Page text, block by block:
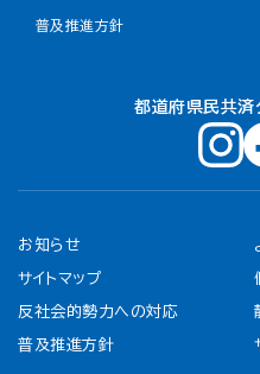
普及推進方針
都道府県民共済
お知らせ
サイトマップ
反社会的勢力への対応
普及推進方針